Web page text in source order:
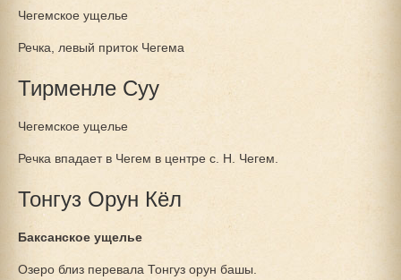
Чегемское ущелье
Речка, левый приток Чегема
Тирменле Суу
Чегемское ущелье
Речка впадает в Чегем в центре с. Н. Чегем.
Тонгуз Орун Кёл
Баксанское ущелье
Озеро близ перевала Тонгуз орун башы.